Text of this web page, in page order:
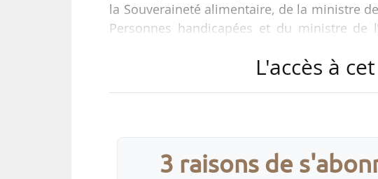
la Souveraineté alimentaire, de la ministre
Personnes handicapées et du ministre de
permet l’entrée en vigueur immédiate de
de la pêche maritime, pour les personnes
L'accès à
3 raisons de